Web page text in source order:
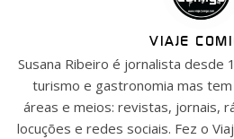
VIAJE
Susana Ribeiro é jornalista desde
turismo e gastronomia mas
áreas e meios: revistas, jornais,
locuções e redes sociais. Fez o